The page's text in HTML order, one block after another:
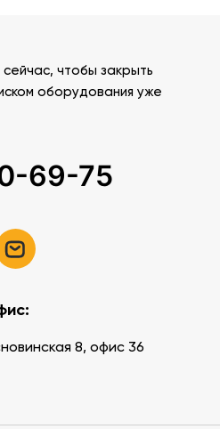
чтобы закрыть
оборудования уже
69-75
8, офис 36